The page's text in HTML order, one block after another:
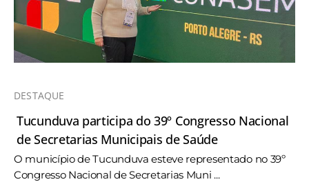
DESTAQUE
Tucunduva participa do 39º Congresso Nacional
de Secretarias Municipais de Saúde
O município de Tucunduva esteve representado no 39º
Congresso Nacional de Secretarias Muni ...